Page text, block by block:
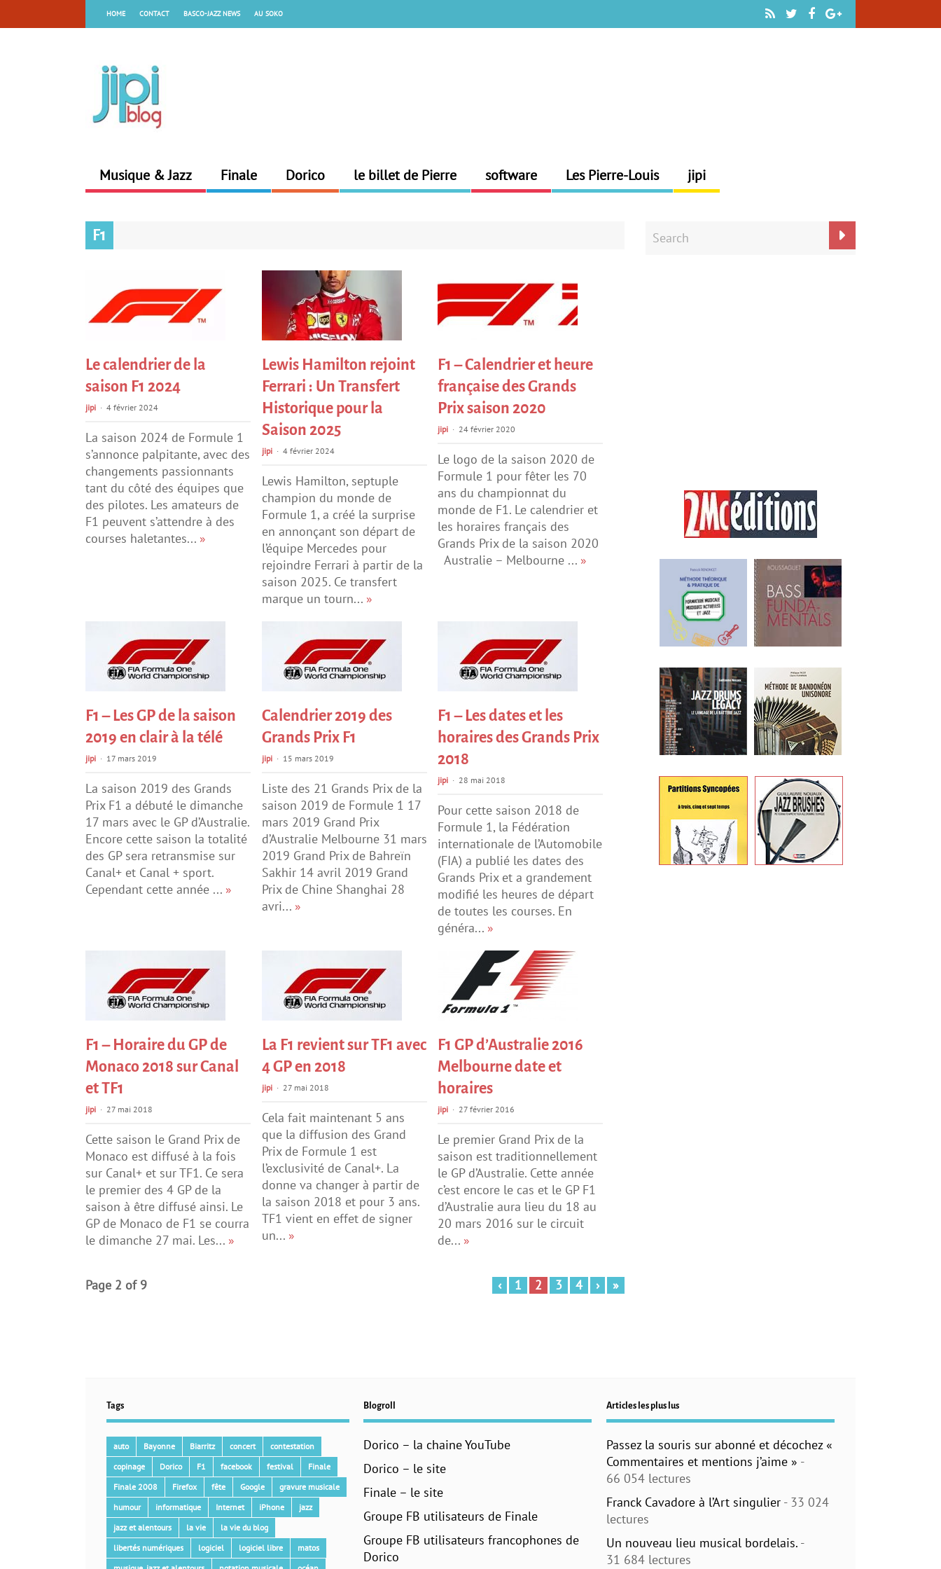
HOME CONTACT BASCO-JAZZ NEWS AU SOKO
Musique & Jazz Finale Dorico le billet de Pierre software Les Pierre-Louis jipi
F1
Le calendrier de la
saison F1 2024
jipi 4 février 2024
La saison 2024 de Formule 1
s’annonce palpitante, avec des
changements passionnants
tant du côté des équipes que
des pilotes. Les amateurs de
F1 peuvent s’attendre à des
courses haletantes... »
Lewis Hamilton rejoint
Ferrari : Un Transfert
Historique pour la
Saison 2025
jipi 4 février 2024
Lewis Hamilton, septuple
champion du monde de
Formule 1, a créé la surprise
en annonçant son départ de
l’équipe Mercedes pour
rejoindre Ferrari à partir de la
saison 2025. Ce transfert
marque un tourn... »
F1 – Calendrier et heure
française des Grands
Prix saison 2020
jipi 24 février 2020
Le logo de la saison 2020 de
Formule 1 pour fêter les 70
ans du championnat du
monde de F1. Le calendrier et
les horaires français des
Grands Prix de la saison 2020
Australie – Melbourne ... »
F1 – Les GP de la saison
2019 en clair à la télé
jipi 17 mars 2019
La saison 2019 des Grands
Prix F1 a débuté le dimanche
17 mars avec le GP d’Australie.
Encore cette saison la totalité
des GP sera retransmise sur
Canal+ et Canal + sport.
Cependant cette année ... »
Calendrier 2019 des
Grands Prix F1
jipi 15 mars 2019
Liste des 21 Grands Prix de la
saison 2019 de Formule 1 17
mars 2019 Grand Prix
d’Australie Melbourne 31 mars
2019 Grand Prix de Bahreïn
Sakhir 14 avril 2019 Grand
Prix de Chine Shanghai 28
avri... »
F1 – Les dates et les
horaires des Grands Prix
2018
jipi 28 mai 2018
Pour cette saison 2018 de
Formule 1, la Fédération
internationale de l’Automobile
(FIA) a publié les dates des
Grands Prix et a grandement
modifié les heures de départ
de toutes les courses. En
généra... »
F1 – Horaire du GP de
Monaco 2018 sur Canal
et TF1
jipi 27 mai 2018
Cette saison le Grand Prix de
Monaco est diffusé à la fois
sur Canal+ et sur TF1. Ce sera
le premier des 4 GP de la
saison à être diffusé ainsi. Le
GP de Monaco de F1 se courra
le dimanche 27 mai. Les... »
La F1 revient sur TF1 avec
4 GP en 2018
jipi 27 mai 2018
Cela fait maintenant 5 ans
que la diffusion des Grand
Prix de Formule 1 est
l’exclusivité de Canal+. La
donne va changer à partir de
la saison 2018 et pour 3 ans.
TF1 vient en effet de signer
un... »
F1 GP d’Australie 2016
Melbourne date et
horaires
jipi 27 février 2016
Le premier Grand Prix de la
saison est traditionnellement
le GP d’Australie. Cette année
c’est encore le cas et le GP F1
d’Australie aura lieu du 18 au
20 mars 2016 sur le circuit
de... »
Page 2 of 9 ‹ 1 2 3 4 › »
Tags
auto Bayonne Biarritz concert
contestation
copinage
Dorico F1 facebook festival
Finale
Finale 2008
Firefox fête Google
gravure musicale
humour
informatique Internet iPhone
jazz
jazz et alentours
la vie
la vie du blog
libertés numériques
logiciel logiciel libre
matos
Blogroll
Dorico – la chaine YouTube
Dorico – le site
Finale – le site
Groupe FB utilisateurs de Finale
Groupe FB utilisateurs francophones de
Dorico
Articles les plus lus
Passez la souris sur abonné et décochez «
Commentaires et mentions j’aime » -
66 054 lectures
Franck Cavadore à l’Art singulier - 33 024
lectures
Un nouveau lieu musical bordelais. -
31 684 lectures